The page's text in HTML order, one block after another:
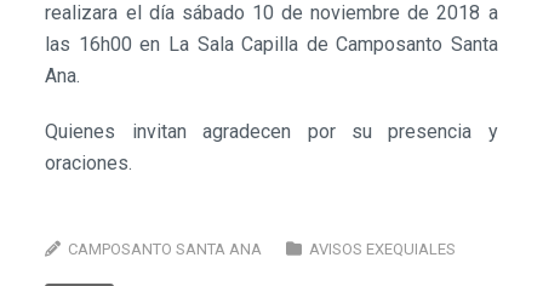
realizara el día sábado 10 de noviembre de 2018 a
las 16h00 en La Sala Capilla de Camposanto Santa
Ana.
Quienes invitan agradecen por su presencia y
oraciones.
CAMPOSANTO SANTA ANA AVISOS EXEQUIALES